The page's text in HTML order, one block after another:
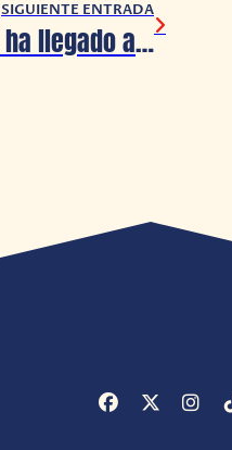
SIGUIENTE ENTRADA
La EURO 2020 ha llegado a eFootball PES 2020